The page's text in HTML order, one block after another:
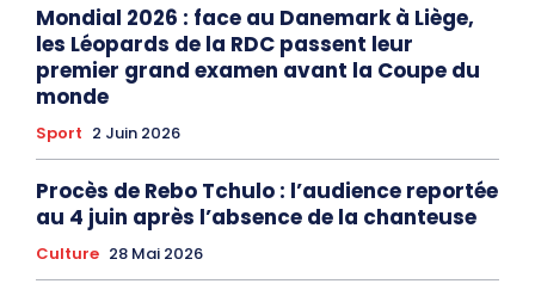
Mondial 2026 : face au Danemark à Liège,
les Léopards de la RDC passent leur
premier grand examen avant la Coupe du
monde
Sport 2 Juin 2026
Procès de Rebo Tchulo : l’audience reportée
au 4 juin après l’absence de la chanteuse
Culture 28 Mai 2026